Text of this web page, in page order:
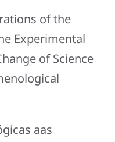
of the
Experimental
of Science
aas